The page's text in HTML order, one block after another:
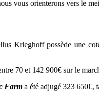
vous orienterons vers le
Krieghoff possède une
70 et 142 900€ sur le
Farm a été adjugé 323 650€,